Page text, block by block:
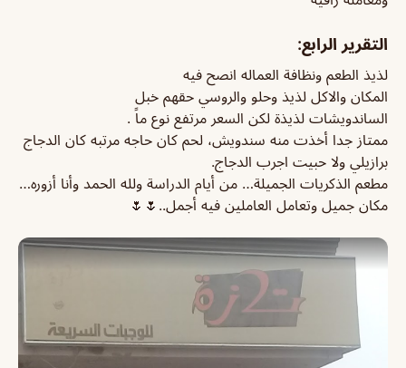
التقرير الرابع:
لذيذ الطعم ونظافة العماله انصح فيه
المكان والاكل لذيذ وحلو والروسي حقهم خبل
الساندويشات لذيذة لكن السعر مرتفع نوع ماً .
ممتاز جدا أخذت منه سندويش، لحم كان حاجه مرتبه كان الدجاج
برازيلي ولا حبيت اجرب الدجاج.
مطعم الذكريات الجميلة… من أيام الدراسة ولله الحمد وأنا أزوره…
مكان جميل وتعامل العاملين فيه أجمل..🌷🌷